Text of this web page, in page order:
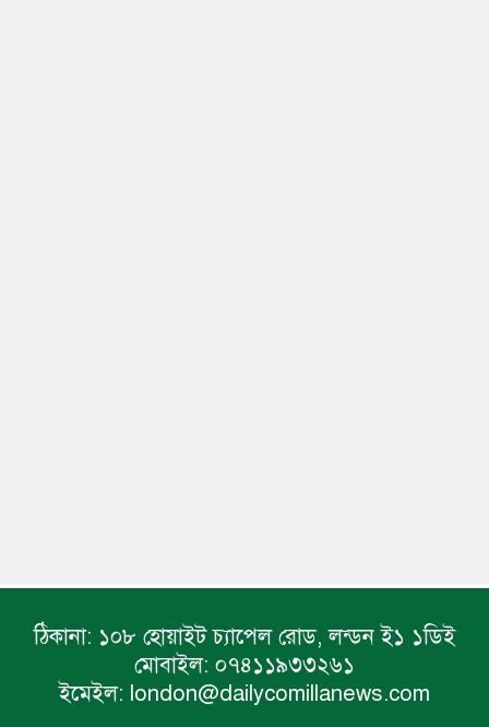
ঠিকানা: ১০৮ হোয়াইট চ্যাপেল রোড, লন্ডন ই১ ১ডিই
মোবাইল: ০৭৪১১৯৩৩২৬১
ইমেইল: london@dailycomillanews.com